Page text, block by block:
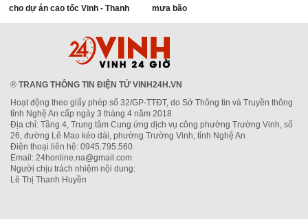
cho dự án cao tốc Vinh - Thanh
Thủy
mưa bão
® TRANG THÔNG TIN ĐIỆN TỬ VINH24H.VN
Hoạt động theo giấy phép số 32/GP-TTĐT, do Sở Thông tin và Truyền thông
tỉnh Nghệ An cấp ngày 3 tháng 4 năm 2018
Địa chỉ: Tầng 4, Trung tâm Cung ứng dịch vụ công phường Trường Vinh, số
26, đường Lê Mao kéo dài, phường Trường Vinh, tỉnh Nghệ An
Điện thoại liên hệ: 0945.795.560
Email: 24honline.na@gmail.com
Người chịu trách nhiệm nội dung:
Lê Thị Thanh Huyền